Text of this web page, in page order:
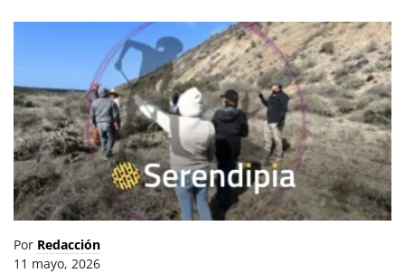
Por Redacción
11 mayo, 2026